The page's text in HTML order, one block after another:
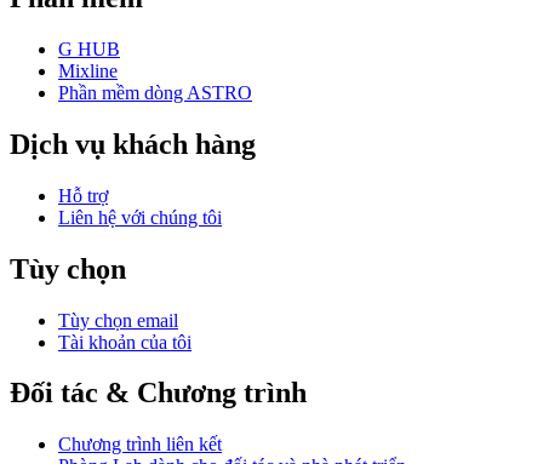
G HUB
Mixline
Phần mềm dòng ASTRO
Dịch vụ khách hàng
Hỗ trợ
Liên hệ với chúng tôi
Tùy chọn
Tùy chọn email
Tài khoản của tôi
Đối tác & Chương trình
Chương trình liên kết